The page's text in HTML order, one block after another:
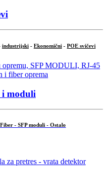
industrijski - Ekonomični - POE svičevi
moduli
- SFP moduli - Ostalo